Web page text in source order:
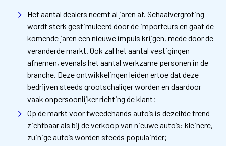
Het aantal dealers neemt al jaren af. Schaalvergroting
wordt sterk gestimuleerd door de importeurs en gaat de
komende jaren een nieuwe impuls krijgen, mede door de
veranderde markt. Ook zal het aantal vestigingen
afnemen, evenals het aantal werkzame personen in de
branche. Deze ontwikkelingen leiden ertoe dat deze
bedrijven steeds grootschaliger worden en daardoor
vaak onpersoonlijker richting de klant;
Op de markt voor tweedehands auto’s is dezelfde trend
zichtbaar als bij de verkoop van nieuwe auto’s: kleinere,
zuinige auto’s worden steeds populairder;